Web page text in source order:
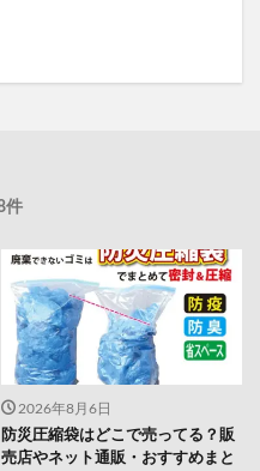
件
2026年8月6日
防災圧縮袋はどこで売ってる？販
売店やネット通販・おすすめまと